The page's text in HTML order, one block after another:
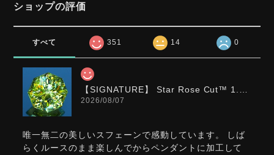
ショップの評価
すべて 351 14 0
【SIGNATURE】 Star Rose Cut™️ 1.0ct Natural Green Sphene
2026/08/07
唯一無二の美しいスフェーンで感動しています。 しば
らくルースのまま楽しんでからペンダントに加工して